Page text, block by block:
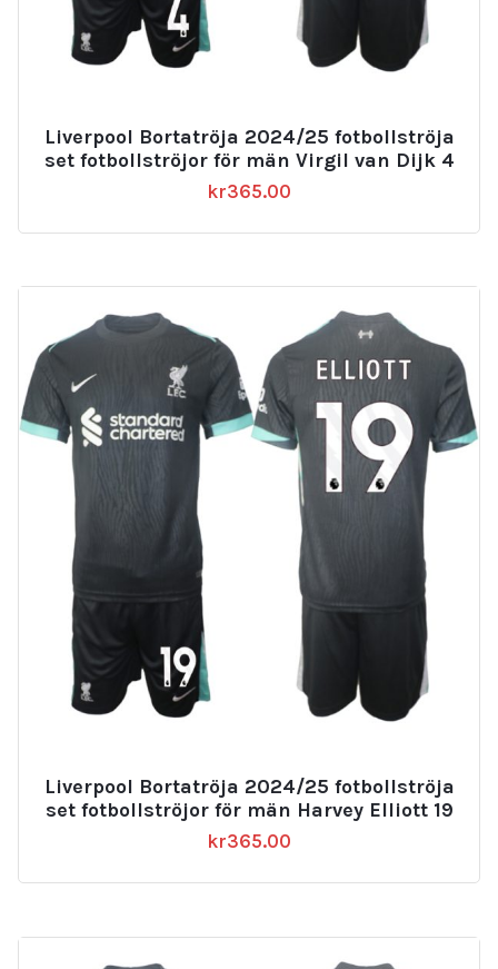
Liverpool Bortatröja 2024/25 fotbollströja
set fotbollströjor för män Virgil van Dijk 4
kr365.00
Liverpool Bortatröja 2024/25 fotbollströja
set fotbollströjor för män Harvey Elliott 19
kr365.00